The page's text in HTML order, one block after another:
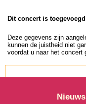
Dit concert is
Deze gegevens zijn
kunnen de juistheid niet
voordat u naar het concert